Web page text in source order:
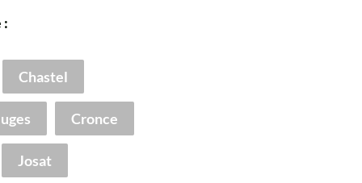
:
Chastel
Cronce
Josat